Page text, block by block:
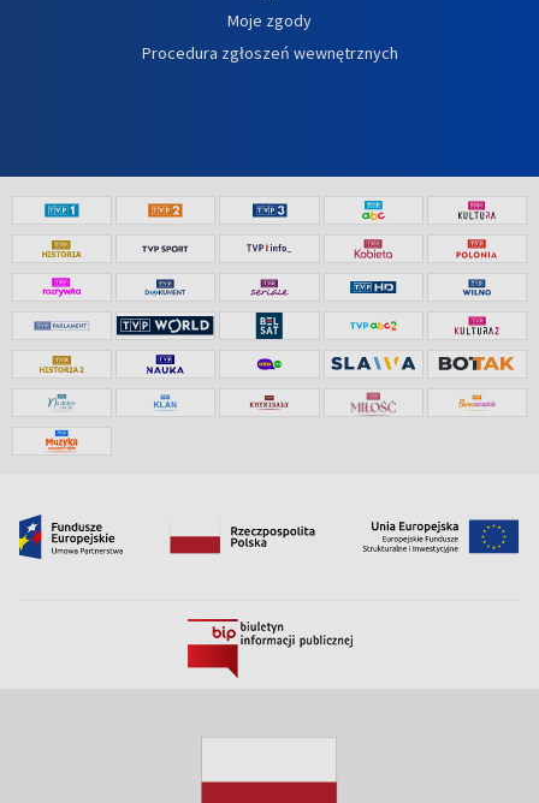
Moje zgody
Procedura zgłoszeń wewnętrznych